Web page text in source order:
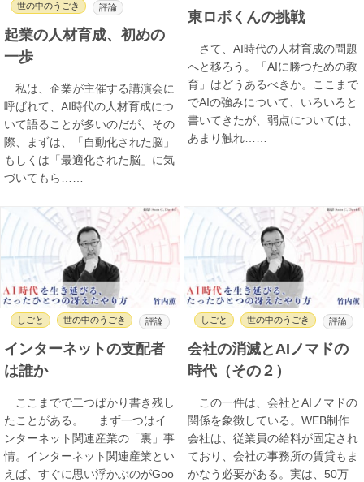
世の中のうごき
評論
起業の人材育成、初めの
一歩
私は、企業が主催する講演会に
呼ばれて、AI時代の人材育成につ
いて語ることが多いのだが、その
際、まずは、「自動化された脳」
もしくは「最適化された脳」に気
づいてもら……
東ロボくんの挑戦
さて、AI時代の人材育成の問題
へと移ろう。「AIに勝つための教
育」はどうあるべきか。ここまで
でAIの強みについて、いろいろと
書いてきたが、弱点については、
あまり触れ……
しごと 世の中のうごき 評論
インターネットの支配者
は誰か
ここまでで二つばかり書き残し
たことがある。 まず一つはイ
ンターネット関連産業の「裏」事
情。インターネット関連産業とい
えば、すぐに思い浮かぶのがGoo
しごと 世の中のうごき 評論
会社の消滅とAIノマドの
時代（その２）
この一件は、会社とAIノマドの
関係を象徴している。WEB制作
会社は、従業員の給料が固定され
ており、会社の事務所の賃貸もま
かなう必要がある。実は、50万